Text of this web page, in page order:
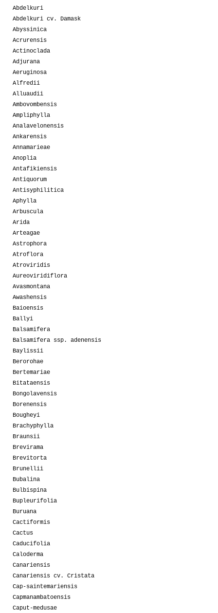
Abdelkuri
Abdelkuri cv. Damask
Abyssinica
Acrurensis
Actinoclada
Adjurana
Aeruginosa
Alfredii
Alluaudii
Ambovombensis
Ampliphylla
Analavelonensis
Ankarensis
Annamarieae
Anoplia
Antafikiensis
Antiquorum
Antisyphilitica
Aphylla
Arbuscula
Arida
Arteagae
Astrophora
Atroflora
Atroviridis
Aureoviridiflora
Avasmontana
Awashensis
Baioensis
Ballyi
Balsamifera
Balsamifera ssp. adenensis
Baylissii
Berorohae
Bertemariae
Bitataensis
Bongolavensis
Borenensis
Bougheyi
Brachyphylla
Braunsii
Brevirama
Brevitorta
Brunellii
Bubalina
Bulbispina
Bupleurifolia
Buruana
Cactiformis
Cactus
Caducifolia
Caloderma
Canariensis
Canariensis cv. Cristata
Cap-saintemariensis
Capmanambatoensis
Caput-medusae